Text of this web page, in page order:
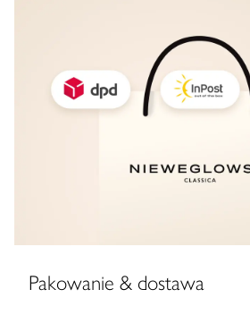
Pakowanie & dostawa